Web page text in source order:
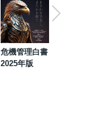
危機管理白書
2025年版